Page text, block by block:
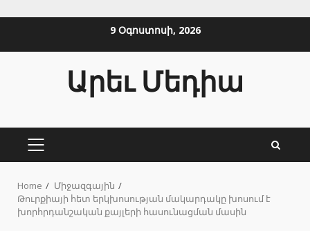
9 Օգոստոսի, 2026
Արեւ Մեդիա
PRIMARY
Home
Միջազգային
Թուրքիայի հետ երկխոսության մակարդակը խոսում է
խորհրդանշական քայլերի հասունացման մասին